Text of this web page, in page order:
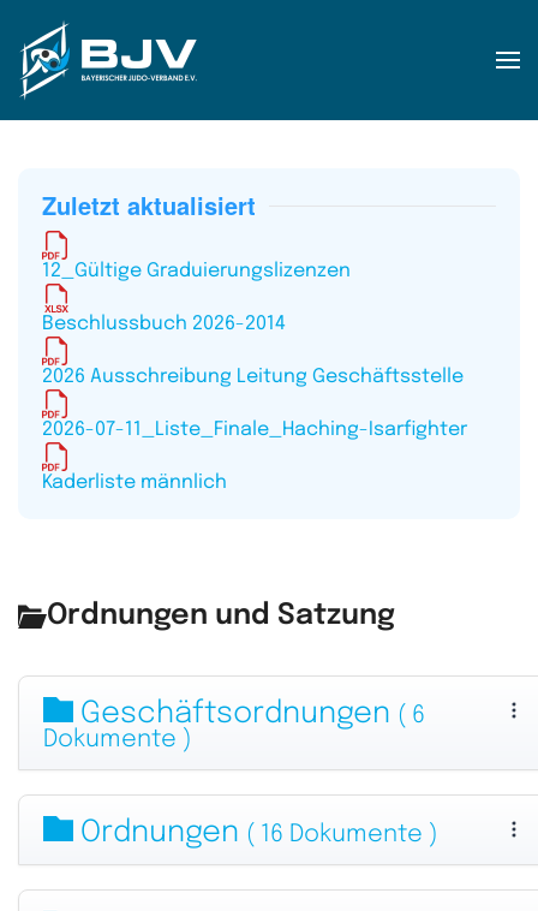
Zum Hauptinhalt springen
Zuletzt aktualisiert
12_Gültige Graduierungslizenzen
Beschlussbuch 2026-2014
2026 Ausschreibung Leitung Geschäftsstelle
2026-07-11_Liste_Finale_Haching-Isarfighter
Kaderliste männlich
Ordnungen und Satzung
Geschäftsordnungen ( 6
Dokumente )
Ordnungen ( 16 Dokumente )